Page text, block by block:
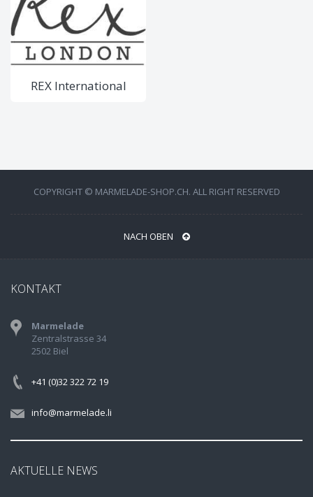
REX International
COPYRIGHT © MARMELADE-SHOP.CH. ALL RIGHT RESERVED
NACH OBEN
KONTAKT
Marmelade
Zentralstrasse 34
2502 Biel
+41 (0)32 322 72 19
info@marmelade.li
AKTUELLE NEWS